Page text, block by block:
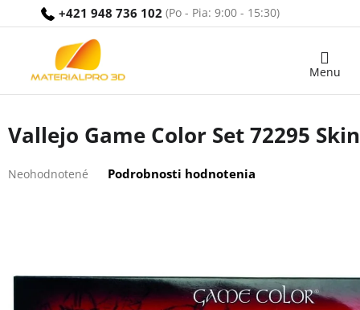
+421 948 736 102
Nákupný
Vallejo Game Color Set 72295
hodnotenie
Neohodnotené Podrobnosti hodnotenia